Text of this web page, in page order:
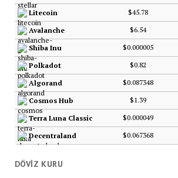
Litecoin $45.78
Avalanche $6.54
Shiba Inu $0.000005
Polkadot $0.82
Algorand $0.087348
Cosmos Hub $1.39
Terra Luna Classic $0.000049
Decentraland $0.067368
DÖVIZ KURU